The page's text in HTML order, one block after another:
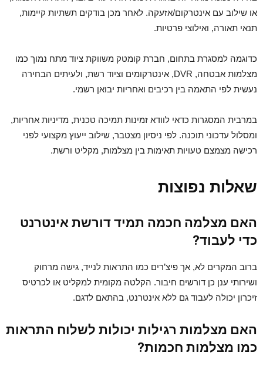
או שילוב עם אינטרקום/אזעקה. לאחר מכן בודקים תשתיות קיימות,
תנאי תאורה, ואילוצי פרטיות.
כדוגמה למסגרת בתחום, חברת קומטק משווקת ציוד מתח נמוך כמו
מצלמות אבטחה, DVR, אינטרקומים וציוד רשת, ולעיתים הבחירה
נעשית לפי התאמה בין רכיבים ואחריות יבואן רשמי.
במרבית המסגרות כדאי לוודא זמינות תמיכה טכנית, מדיניות אחריות,
ומסלול עדכוני תוכנה. לפי ניסיון מצטבר, שילוב ייעוץ מקצועי לפני
רכישה מצמצם טעויות תאימות בין מצלמות, מקליט ורשת.
שאלות נפוצות
האם מצלמה חכמה תמיד דורשת אינטרנט
כדי לעבוד?
ברוב המקרים לא, אך פיצ’רים כמו התראות לנייד, גישה מרחוק
ושירותי ענן כן דורשים חיבור. הקלטה מקומית למקליט או לכרטיס
זיכרון יכולה לעבוד גם ללא אינטרנט, בהתאם לדגם.
האם מצלמות רגילות יכולות לשלוח התראות
כמו מצלמות חכמות?